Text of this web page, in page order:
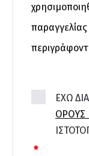
ΈΧΩ
ΌΡΟΥΣ
*